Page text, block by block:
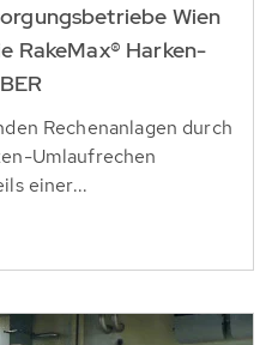
Wien
RakeMax® Harken-
Rechenanlagen durch
Umlaufrechen
einer...